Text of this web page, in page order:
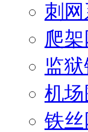
刺网
爬架
监
机
铁